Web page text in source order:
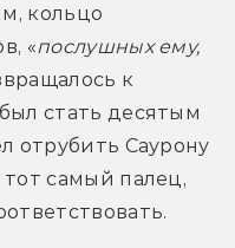
кольцо
«послушных ему,
к
стать десятым
отрубить Саурону
самый палец,